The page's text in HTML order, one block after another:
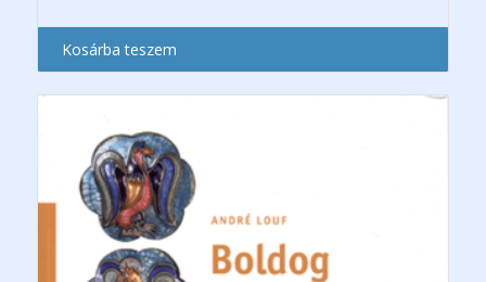
Kosárba teszem